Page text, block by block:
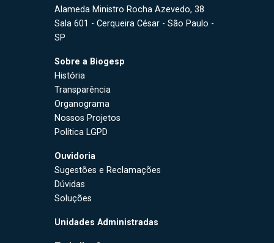
Alameda Ministro Rocha Azevedo, 38
Sala 601 - Cerqueira César - São Paulo -
SP
Sobre a Biogesp
História
Transparência
Organograma
Nossos Projetos
Política LGPD
Ouvidoria
Sugestões e Reclamações
Dúvidas
Soluções
Unidades Administradas